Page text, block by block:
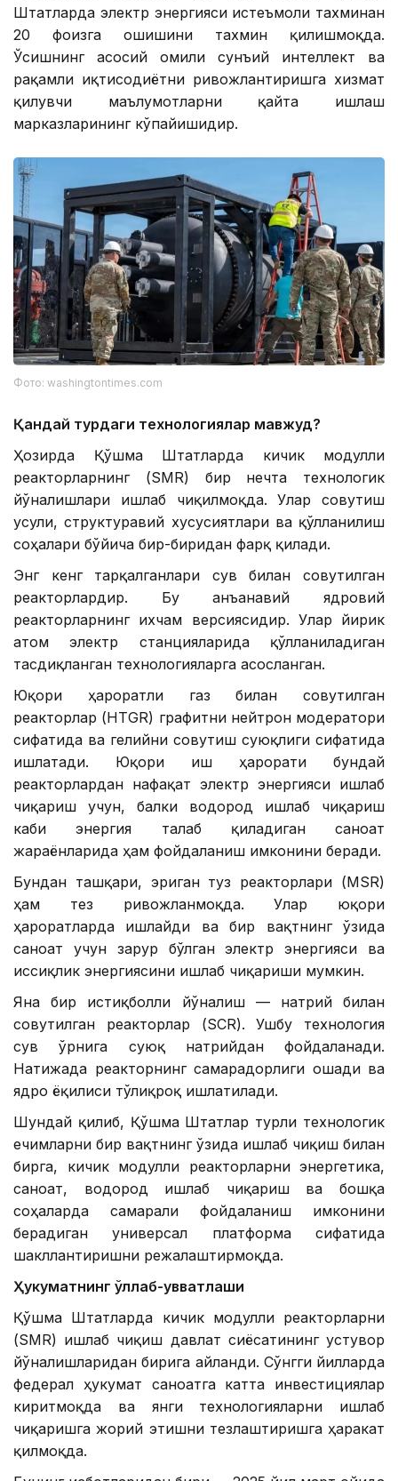
Штатларда электр энергияси истеъмоли тахминан
20 фоизга ошишини тахмин қилишмоқда.
Ўсишнинг асосий омили сунъий интеллект ва
рақамли иқтисодиётни ривожлантиришга хизмат
қилувчи маълумотларни қайта ишлаш
марказларининг кўпайишидир.
Фото: washingtontimes.com
Қандай турдаги технологиялар мавжуд?
Ҳозирда Қўшма Штатларда кичик модулли
реакторларнинг (SMR) бир нечта технологик
йўналишлари ишлаб чиқилмоқда. Улар совутиш
усули, структуравий хусусиятлари ва қўлланилиш
соҳалари бўйича бир-биридан фарқ қилади.
Энг кенг тарқалганлари сув билан совутилган
реакторлардир. Бу анъанавий ядровий
реакторларнинг ихчам версиясидир. Улар йирик
атом электр станцияларида қўлланиладиган
тасдиқланган технологияларга асосланган.
Юқори ҳароратли газ билан совутилган
реакторлар (HTGR) графитни нейтрон модератори
сифатида ва гелийни совутиш суюқлиги сифатида
ишлатади. Юқори иш ҳарорати бундай
реакторлардан нафақат электр энергияси ишлаб
чиқариш учун, балки водород ишлаб чиқариш
каби энергия талаб қиладиган саноат
жараёнларида ҳам фойдаланиш имконини беради.
Бундан ташқари, эриган туз реакторлари (MSR)
ҳам тез ривожланмоқда. Улар юқори
ҳароратларда ишлайди ва бир вақтнинг ўзида
саноат учун зарур бўлган электр энергияси ва
иссиқлик энергиясини ишлаб чиқариши мумкин.
Яна бир истиқболли йўналиш — натрий билан
совутилган реакторлар (SCR). Ушбу технология
сув ўрнига суюқ натрийдан фойдаланади.
Натижада реакторнинг самарадорлиги ошади ва
ядро ёқилғиси тўлиқроқ ишлатилади.
Шундай қилиб, Қўшма Штатлар турли технологик
ечимларни бир вақтнинг ўзида ишлаб чиқиш билан
бирга, кичик модулли реакторларни энергетика,
саноат, водород ишлаб чиқариш ва бошқа
соҳаларда самарали фойдаланиш имконини
берадиган универсал платформа сифатида
шакллантиришни режалаштирмоқда.
Ҳукуматнинг қўллаб-қувватлаши
Қўшма Штатларда кичик модулли реакторларни
(SMR) ишлаб чиқиш давлат сиёсатининг устувор
йўналишларидан бирига айланди. Сўнгги йилларда
федерал ҳукумат саноатга катта инвестициялар
киритмоқда ва янги технологияларни ишлаб
чиқаришга жорий этишни тезлаштиришга ҳаракат
қилмоқда.